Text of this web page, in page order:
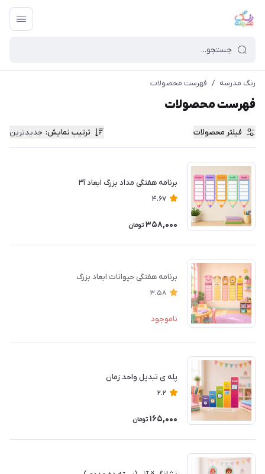
رنگ مدرسه / فهرست محصولات
فهرست محصولات
فیلتر محصولات ترتیب نمایش: جدیدترین
برنامه هفتگی مداد بزرگ ابعاد آ۳
4.67
358,000 تومان
برنامه هفتگی حیوانات ابعاد بزرگ
3.58
ناموجود
پله ی تبدیل واحد زمان
2.2
165,000 تومان